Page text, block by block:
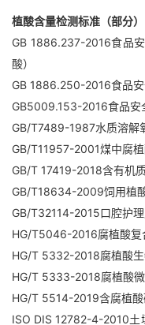
植酸含量检测标准（部分）
GB 1886.237-2016食品
酸）
GB 1886.250-2016食品
GB5009.153-2016食品安
GB/T7489-1987水质溶解
GB/T11957-2001煤中腐
GB/T 17419-2018含有机
GB/T18634-2009饲用植
GB/T32114-2015口腔护
HG/T5046-2016腐植酸复
HG/T 5332-2018腐植酸
HG/T 5333-2018腐植酸
HG/T 5514-2019含腐植
ISO DIS 12782-4-2010土